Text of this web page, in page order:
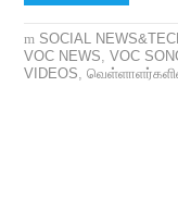
SOCIAL
VOC NEWS,VOC
VIDEOS,